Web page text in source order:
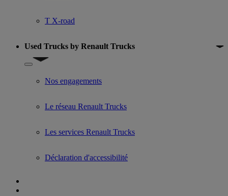
T X-road
Used Trucks by Renault Trucks
Show submenu for Used Trucks by Renault Trucks
Nos engagements
Le réseau Renault Trucks
Les services Renault Trucks
Déclaration d'accessibilité